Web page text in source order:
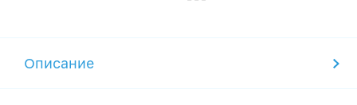
Описание